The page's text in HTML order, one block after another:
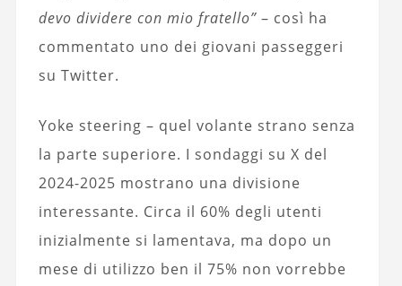
devo dividere con mio fratello”– così ha
commentato uno dei giovani passeggeri
su Twitter.
Yoke steering – quel volante strano senza
la parte superiore. I sondaggi su X del
2024-2025 mostrano una divisione
interessante. Circa il 60% degli utenti
inizialmente si lamentava, ma dopo un
mese di utilizzo ben il 75% non vorrebbe